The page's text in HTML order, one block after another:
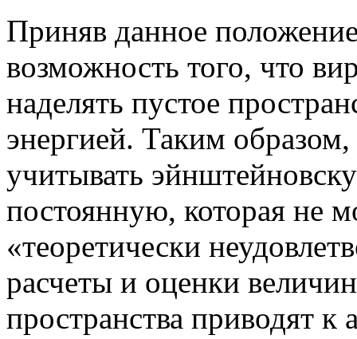
Приняв данное
возможность того, что
наделять пустое
энергией. Таким образом,
учитывать
постоянную, которая не
«теоретически
расчеты и оценки
пространства приводят